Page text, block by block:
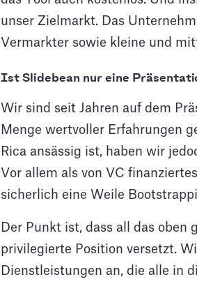
unser Zielmarkt. Das
Vermarkter sowie kleine und
Ist Slidebean nur eine
Wir sind seit Jahren auf dem
Menge wertvoller Erfahrungen
Rica ansässig ist, haben wir
Vor allem als von VC
sicherlich eine Weile
Der Punkt ist, dass all das oben
privilegierte Position versetzt.
Dienstleistungen an, die alle in